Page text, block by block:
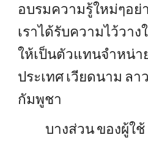
อบรมความรู้ใหม่ๆอย่
เราได้รับความไว้วา
ให้เป็นตัวแทนจำหน่า
ประเทศ เวียดนาม ลา
กัมพูชา
บางส่วน ของผู้ใช้